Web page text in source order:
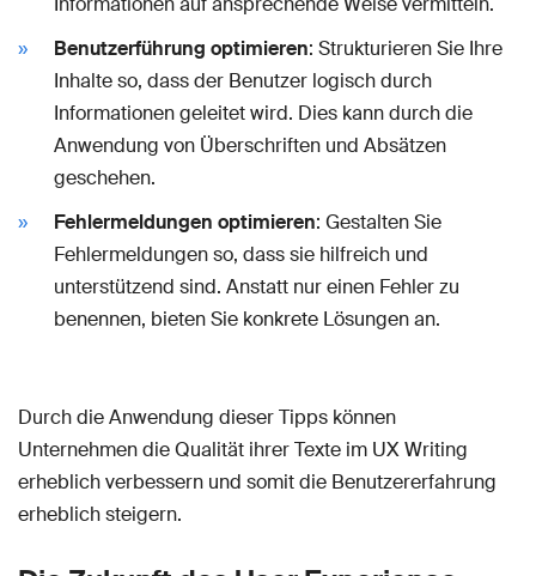
Benutzerführung optimieren: Strukturieren Sie Ihre
Inhalte so, dass der Benutzer logisch durch
Informationen geleitet wird. Dies kann durch die
Anwendung von Überschriften und Absätzen
geschehen.
Fehlermeldungen optimieren: Gestalten Sie
Fehlermeldungen so, dass sie hilfreich und
unterstützend sind. Anstatt nur einen Fehler zu
benennen, bieten Sie konkrete Lösungen an.
Durch die Anwendung dieser Tipps können
Unternehmen die Qualität ihrer Texte im UX Writing
erheblich verbessern und somit die Benutzererfahrung
erheblich steigern.